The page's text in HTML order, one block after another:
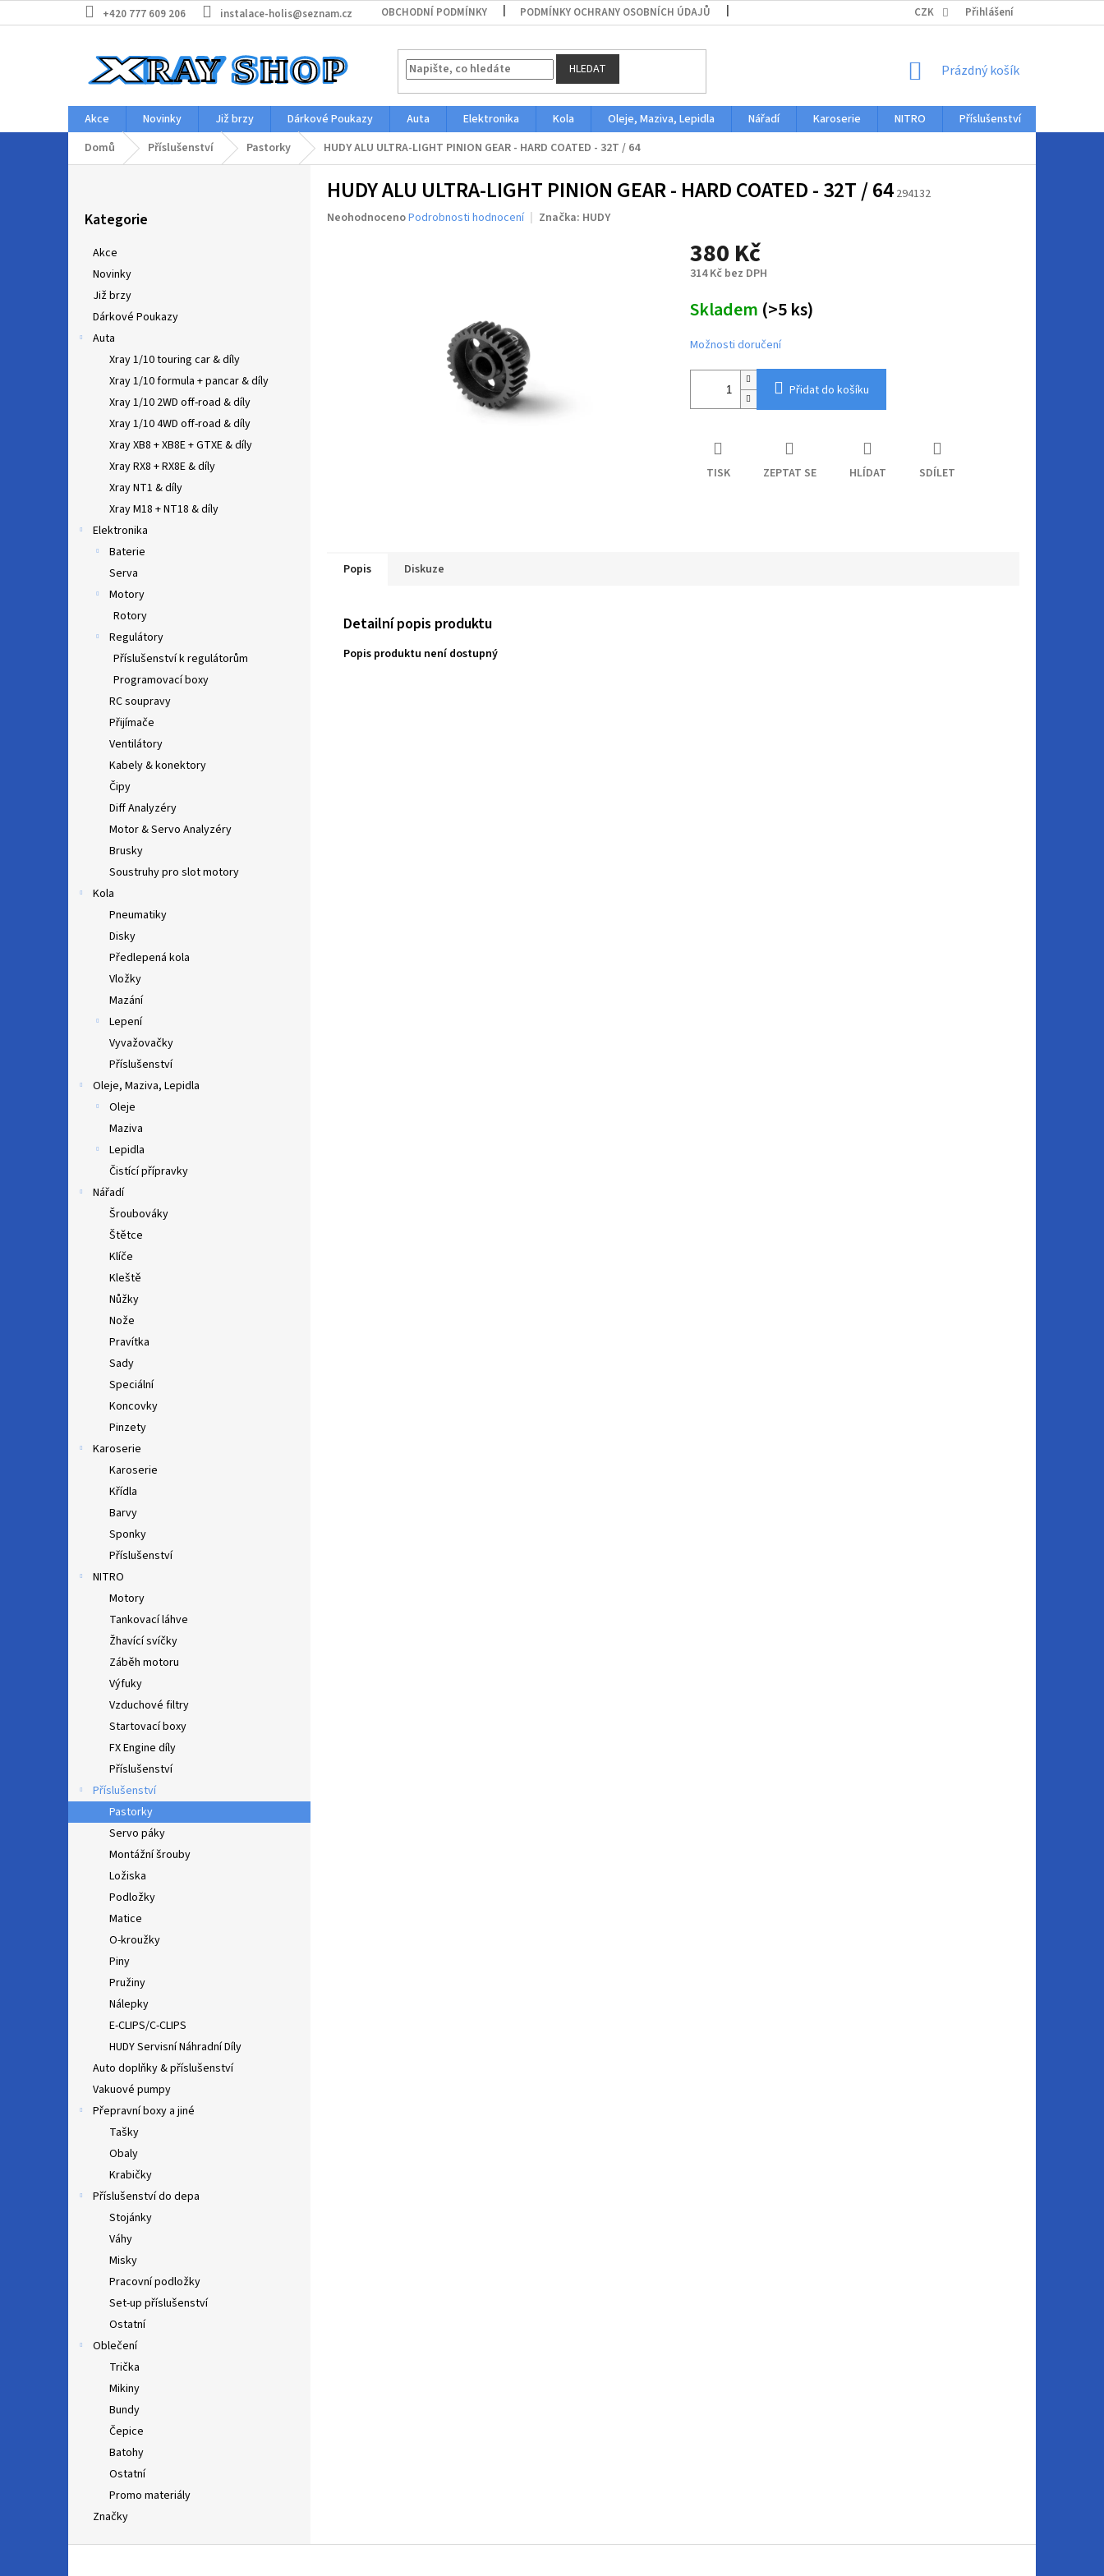
na
+420 777 609 206 instalace-holis@seznam.cz OBCHODNÍ PODMÍNKY PODMÍNKY OCHRANY OSOBNÍCH ÚDAJŮ CZK Přihlášení
HLEDAT
NÁKUPNÍ
Prázdný košík
Akce Novinky Již brzy Dárkové Poukazy Auta Elektronika Kola Oleje, Maziva, Lepidla Nářadí Karoserie NITRO Příslušenství
Domů
Příslušenství Pastorky HUDY ALU ULTRA-LIGHT PINION GEAR - HARD COATED - 32T / 64
kategorie
Kategorie
Akce
Novinky
Již brzy
Dárkové Poukazy
Auta
Xray 1/10 touring car & díly
Xray 1/10 formula + pancar & díly
Xray 1/10 2WD off-road & díly
Xray 1/10 4WD off-road & díly
Xray XB8 + XB8E + GTXE & díly
Xray RX8 + RX8E & díly
Xray NT1 & díly
Xray M18 + NT18 & díly
Elektronika
Baterie
Serva
Motory
Rotory
Regulátory
Příslušenství k regulátorům
Programovací boxy
RC soupravy
Přijímače
Ventilátory
Kabely & konektory
Čipy
Diff Analyzéry
Motor & Servo Analyzéry
Brusky
Soustruhy pro slot motory
Kola
Pneumatiky
Disky
Předlepená kola
Vložky
Mazání
Lepení
Vyvažovačky
Příslušenství
Oleje, Maziva, Lepidla
Oleje
Maziva
Lepidla
Čistící přípravky
Nářadí
Šroubováky
Štětce
Klíče
Kleště
Nůžky
Nože
Pravítka
Sady
Speciální
Koncovky
Pinzety
Karoserie
Karoserie
Křídla
Barvy
Sponky
Příslušenství
NITRO
Motory
Tankovací láhve
Žhavící svíčky
Záběh motoru
Výfuky
Vzduchové filtry
Startovací boxy
FX Engine díly
Příslušenství
Příslušenství
Pastorky
Servo páky
Montážní šrouby
Ložiska
Podložky
Matice
O-kroužky
Piny
Pružiny
Nálepky
E-CLIPS/C-CLIPS
HUDY Servisní Náhradní Díly
Auto doplňky & příslušenství
Vakuové pumpy
Přepravní boxy a jiné
Tašky
Obaly
Krabičky
Příslušenství do depa
Stojánky
Váhy
Misky
Pracovní podložky
Set-up příslušenství
Ostatní
Oblečení
Trička
Mikiny
Bundy
Čepice
Batohy
Ostatní
Promo materiály
Značky
HUDY ALU ULTRA-LIGHT PINION GEAR - HARD COATED - 32T / 64 294132
Průměrné
NeohodnocenoPodrobnosti hodnocení Značka: HUDY
380 Kč
314 Kč bez DPH
cena:
Skladem (>5 ks)
Možnosti doručení
Přidat do košíku
TISK ZEPTAT SE HLÍDAT SDÍLET
Popis Diskuze
Detailní popis produktu
Popis produktu není dostupný